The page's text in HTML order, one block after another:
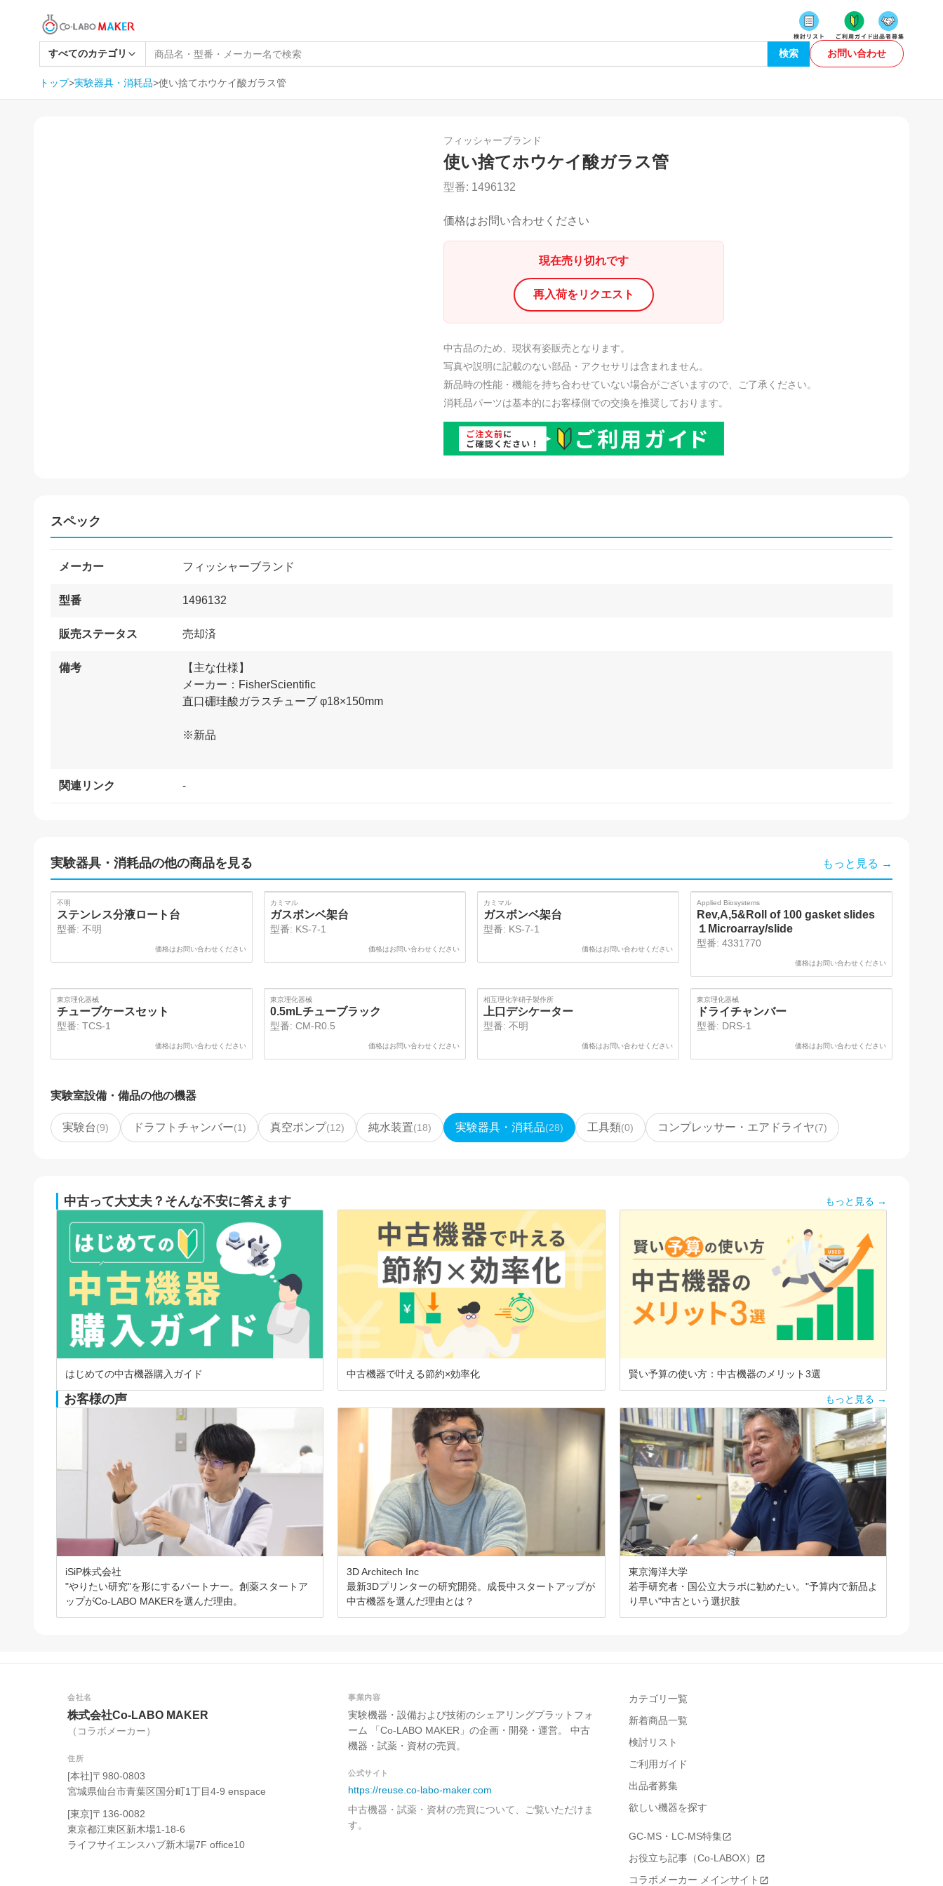
すべてのカテゴリ 検索 お問い合わせ
トップ>実験器具・消耗品>使い捨てホウケイ酸ガラス管
フィッシャーブランド
使い捨てホウケイ酸ガラス管
型番: 1496132
価格はお問い合わせください
現在売り切れです
再入荷をリクエスト
中古品のため、現状有姿販売となります。
写真や説明に記載のない部品・アクセサリは含まれません。
新品時の性能・機能を持ち合わせていない場合がございますので、ご了承ください。
消耗品パーツは基本的にお客様側での交換を推奨しております。
スペック
メーカー フィッシャーブランド
型番 1496132
販売ステータス 売却済
備考
【主な仕様】
メーカー：FisherScientific
直口硼珪酸ガラスチューブ φ18×150mm
※新品
関連リンク -
実験器具・消耗品の他の商品を見る もっと見る →
SOLD
不明
ステンレス分液ロート台
型番: 不明
価格はお問い合わせください
カミマル
ガスボンベ架台
型番: KS-7-1
価格はお問い合わせください
カミマル
ガスボンベ架台
型番: KS-7-1
価格はお問い合わせください
Applied Biosystems
Rev,A,5&Roll of 100 gasket slides
１Microarray/slide
型番: 4331770
価格はお問い合わせください
東京理化器械
チューブケースセット
型番: TCS-1
価格はお問い合わせください
東京理化器械
0.5mLチューブラック
型番: CM-R0.5
価格はお問い合わせください
相互理化学硝子製作所
上口デシケーター
型番: 不明
価格はお問い合わせください
東京理化器械
ドライチャンバー
型番: DRS-1
価格はお問い合わせください
実験室設備・備品の他の機器
実験台(9) ドラフトチャンバー(1) 真空ポンプ(12) 純水装置(18) 実験器具・消耗品(28) 工具類(0) コンプレッサー・エアドライヤ(7)
中古って大丈夫？そんな不安に答えます もっと見る →
はじめての中古機器購入ガイド 中古機器で叶える節約×効率化 賢い予算の使い方：中古機器のメリット3選
お客様の声 もっと見る →
iSiP株式会社
"やりたい研究"を形にするパートナー。創薬スタートア
ップがCo-LABO MAKERを選んだ理由。
3D Architech Inc
最新3Dプリンターの研究開発。成長中スタートアップが
中古機器を選んだ理由とは？
東京海洋大学
若手研究者・国公立大ラボに勧めたい。"予算内で新品よ
り早い"中古という選択肢
会社名
株式会社Co-LABO MAKER
（コラボメーカー）
住所
[本社]〒980-0803
宮城県仙台市青葉区国分町1丁目4-9 enspace
[東京]〒136-0082
東京都江東区新木場1-18-6
ライフサイエンスハブ新木場7F office10
事業内容
実験機器・設備および技術のシェアリングプラットフォ
ーム 「Co-LABO MAKER」の企画・開発・運営。 中古
機器・試薬・資材の売買。
公式サイト
https://reuse.co-labo-maker.com
中古機器・試薬・資材の売買について、ご覧いただけま
す。
カテゴリ一覧
新着商品一覧
検討リスト
ご利用ガイド
出品者募集
欲しい機器を探す
GC-MS・LC-MS特集
お役立ち記事（Co-LABOX）
コラボメーカー メインサイト